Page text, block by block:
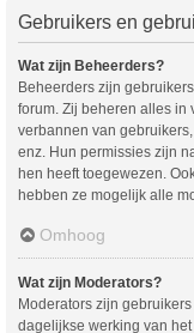
Gebruikers en
Wat zijn Beheerders?
Beheerders zijn
forum. Zij beheren alles in
verbannen van
enz. Hun permissies zijn
hen heeft toegewezen.
hebben ze mogelijk alle
Omhoog
Wat zijn Moderators?
Moderators zijn
dagelijkse werking van